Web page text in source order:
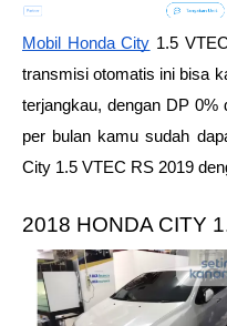
Mobil Honda City 1.5
transmisi otomatis ini bisa
terjangkau, dengan DP 0%
per bulan kamu sudah
City 1.5 VTEC RS 2019
2018 HONDA CITY